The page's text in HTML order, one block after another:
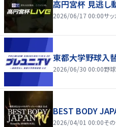
高円宮杯 見逃し
2026/06/17 00:00サッ
東都大学野球入
2026/06/30 00:00野球
BEST BODY
2026/04/01 00:00そ